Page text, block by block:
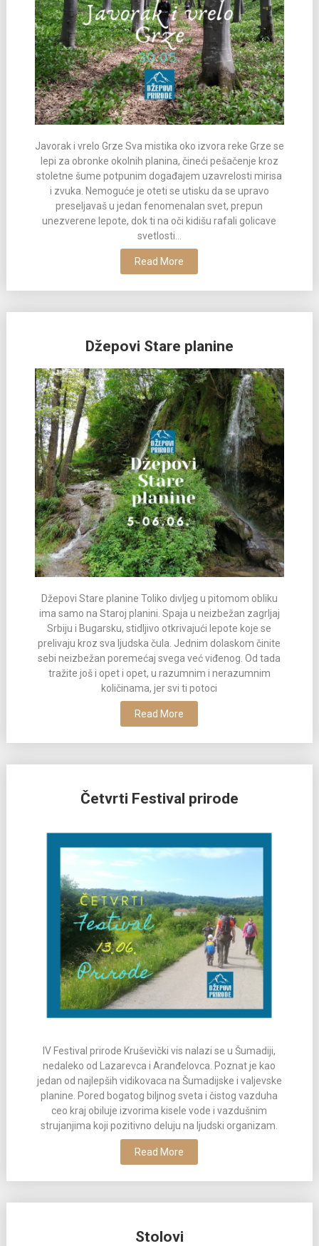
Javorak i vrelo Grze Sva mistika oko izvora reke Grze se
lepi za obronke okolnih planina, čineći pešačenje kroz
stoletne šume potpunim događajem uzavrelosti mirisa
i zvuka. Nemoguće je oteti se utisku da se upravo
preseljavaš u jedan fenomenalan svet, prepun
unezverene lepote, dok ti na oči kidišu rafali golicave
svetlosti...
Read More
Džepovi Stare planine
Džepovi Stare planine Toliko divljeg u pitomom obliku
ima samo na Staroj planini. Spaja u neizbežan zagrljaj
Srbiju i Bugarsku, stidljivo otkrivajući lepote koje se
prelivaju kroz sva ljudska čula. Jednim dolaskom činite
sebi neizbežan poremećaj svega već viđenog. Od tada
tražite još i opet i opet, u razumnim i nerazumnim
količinama, jer svi ti potoci
Read More
Četvrti Festival prirode
IV Festival prirode Kruševički vis nalazi se u Šumadiji,
nedaleko od Lazarevca i Aranđelovca. Poznat je kao
jedan od najlepših vidikovaca na Šumadijske i valjevske
planine. Pored bogatog biljnog sveta i čistog vazduha
ceo kraj obiluje izvorima kisele vode i vazdušnim
strujanjima koji pozitivno deluju na ljudski organizam.
Read More
Stolovi